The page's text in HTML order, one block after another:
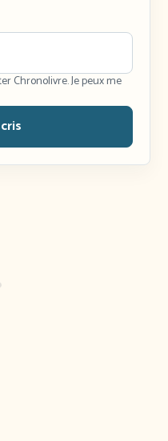
Chronolivre. Je peux me